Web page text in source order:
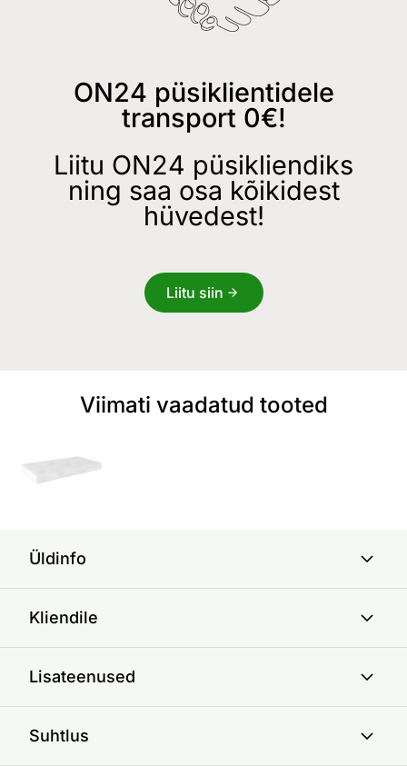
ON24 püsiklientidele
transport 0€!
Liitu ON24 püsikliendiks
ning saa osa kõikidest
hüvedest!
Liitu siin
Viimati vaadatud tooted
Üldinfo
Kliendile
Lisateenused
Suhtlus